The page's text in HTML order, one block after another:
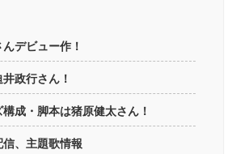
デビュー作！
政行さん！
構成・脚本は猪原健太さん！
信、主題歌情報